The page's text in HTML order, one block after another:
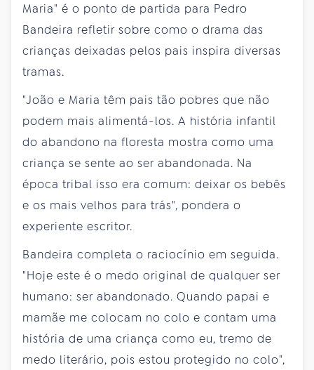
Maria" é o ponto de partida para Pedro
Bandeira refletir sobre como o drama das
crianças deixadas pelos pais inspira diversas
tramas.
"João e Maria têm pais tão pobres que não
podem mais alimentá-los. A história infantil
do abandono na floresta mostra como uma
criança se sente ao ser abandonada. Na
época tribal isso era comum: deixar os bebês
e os mais velhos para trás", pondera o
experiente escritor.
Bandeira completa o raciocínio em seguida.
"Hoje este é o medo original de qualquer ser
humano: ser abandonado. Quando papai e
mamãe me colocam no colo e contam uma
história de uma criança como eu, tremo de
medo literário, pois estou protegido no colo",